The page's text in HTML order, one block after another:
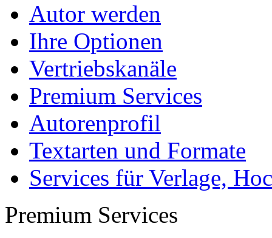
Autor werden
Ihre Optionen
Vertriebskanäle
Premium Services
Autorenprofil
Textarten und Formate
Services für Verlage,
Premium Services